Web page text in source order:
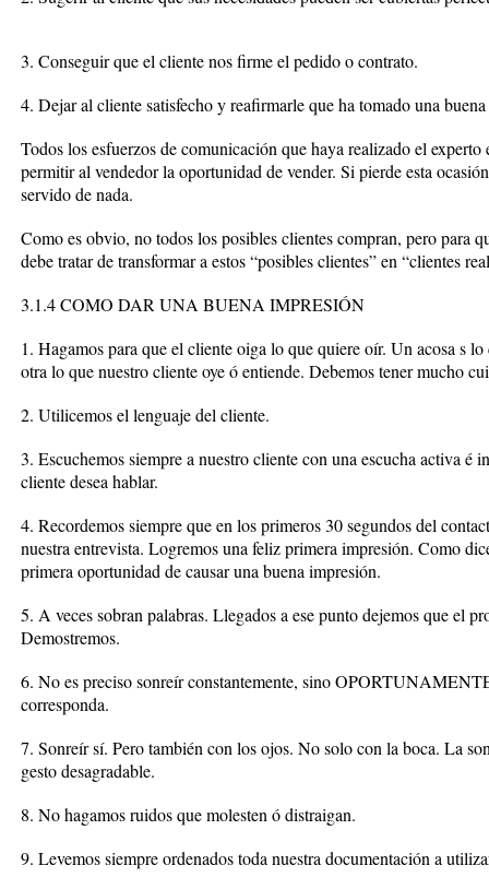
3. Conseguir que el cliente nos firme el pedido o contrato.
4. Dejar al cliente satisfecho y reafirmarle que ha tomado una
Todos los esfuerzos de comunicación que haya realizado el
permitir al vendedor la oportunidad de vender. Si pierde esta
servido de nada.
Como es obvio, no todos los posibles clientes compran, pero para
debe tratar de transformar a estos “posibles clientes” en “clientes
3.1.4 COMO DAR UNA BUENA IMPRESIÓN
1. Hagamos para que el cliente oiga lo que quiere oír. Un acosa s
otra lo que nuestro cliente oye ó entiende. Debemos tener mucho
2. Utilicemos el lenguaje del cliente.
3. Escuchemos siempre a nuestro cliente con una escucha activa é
cliente desea hablar.
4. Recordemos siempre que en los primeros 30 segundos del
nuestra entrevista. Logremos una feliz primera impresión. Como
primera oportunidad de causar una buena impresión.
5. A veces sobran palabras. Llegados a ese punto dejemos que el
Demostremos.
6. No es preciso sonreír constantemente, sino
corresponda.
7. Sonreír sí. Pero también con los ojos. No solo con la boca. La
gesto desagradable.
8. No hagamos ruidos que molesten ó distraigan.
9. Levemos siempre ordenados toda nuestra documentación a